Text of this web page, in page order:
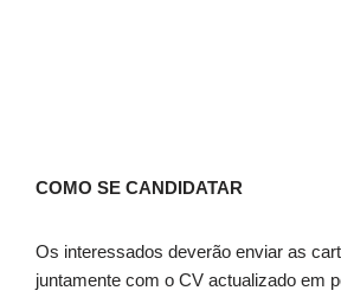
COMO SE CANDIDATAR
Os interessados deverão enviar as
juntamente com o CV actualizado em